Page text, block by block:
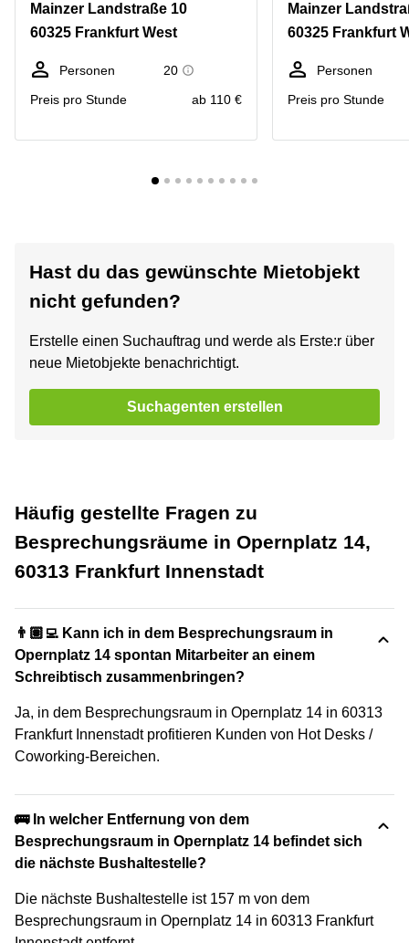
Mainzer Landstraße 10
60325 Frankfurt West
Personen
20
Preis pro Stunde
ab 110 €
Mainzer
60325 Frankfurt
Personen
Preis pro Stunde
Hast du das gewünschte Mietobjekt
nicht gefunden?
Erstelle einen Suchauftrag und werde als Erste:r über
neue Mietobjekte benachrichtigt.
Suchagenten erstellen
Häufig gestellte Fragen zu
Besprechungsräume in Opernplatz 14,
60313 Frankfurt Innenstadt
👨🏽‍💻 Kann ich in dem Besprechungsraum in
Opernplatz 14 spontan Mitarbeiter an einem
Schreibtisch zusammenbringen?
Ja, in dem Besprechungsraum in Opernplatz 14 in 60313
Frankfurt Innenstadt profitieren Kunden von Hot Desks /
Coworking-Bereichen.
🚌 In welcher Entfernung von dem
Besprechungsraum in Opernplatz 14 befindet sich
die nächste Bushaltestelle?
Die nächste Bushaltestelle ist 157 m von dem
Besprechungsraum in Opernplatz 14 in 60313 Frankfurt